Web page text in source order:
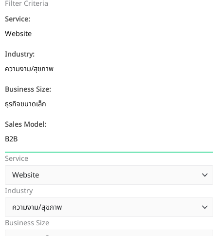
Filter Criteria
Service:
Website
Industry:
ความงาม/สุขภาพ
Business Size:
ธุรกิจขนาดเล็ก
Sales Model:
B2B
Service
Industry
Business Size